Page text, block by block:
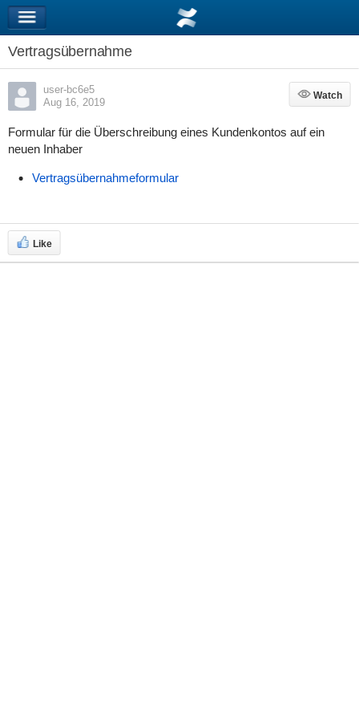
Vertragsübernahme
user-bc6e5
Aug 16, 2019
Watch
Watch
Formular für die Überschreibung eines Kundenkontos auf ein
neuen Inhaber
Vertragsübernahmeformular
Like